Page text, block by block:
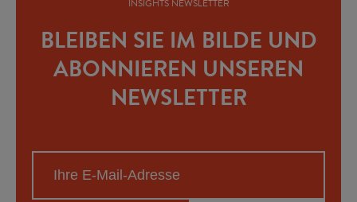
INSIGHTS NEWSLETTER
BLEIBEN SIE IM BILDE UND
ABONNIEREN UNSEREN
NEWSLETTER